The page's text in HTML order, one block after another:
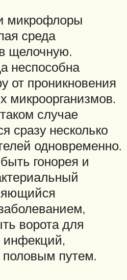
микрофлоры
среда
щелочную.
неспособна
от проникновения
микроорганизмов.
случае
сразу несколько
одновременно.
гонорея и
ворота для
инфекций,
путем.